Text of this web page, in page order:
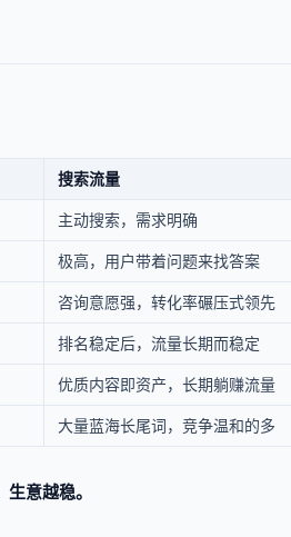
搜索流量
主动搜索，需求明确
极高，用户带着问题来找答案
咨询意愿强，转化率碾压式领先
排名稳定后，流量长期而稳定
优质内容即资产，长期躺赚流量
大量蓝海长尾词，竞争温和的多
意越稳。